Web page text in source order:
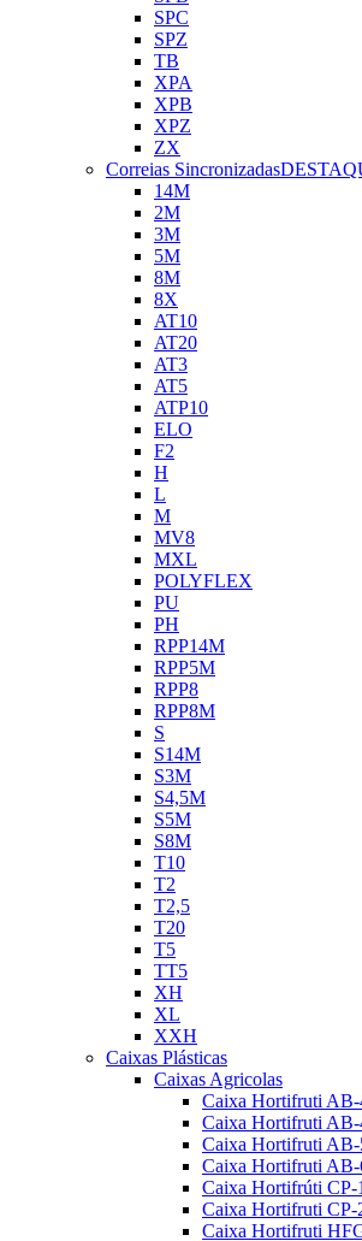
SPC
SPZ
TB
XPA
XPB
XPZ
ZX
Correias Sincronizadas
14M
2M
3M
5M
8M
8X
AT10
AT20
AT3
AT5
ATP10
ELO
F2
H
L
M
MV8
MXL
POLYFLEX
PU
PH
RPP14M
RPP5M
RPP8
RPP8M
S
S14M
S3M
S4,5M
S5M
S8M
T10
T2
T2,5
T20
T5
TT5
XH
XL
XXH
Caixas Plásticas
Caixas Agricolas
Caixa Hortifruti
Caixa Hortifruti
Caixa Hortifruti
Caixa Hortifruti
Caixa Hortifrúti CP-
Caixa Hortifruti CP-
Caixa Hortifruti